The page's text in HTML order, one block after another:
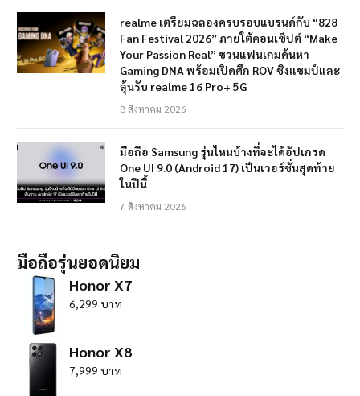
realme เตรียมฉลองครบรอบแบรนด์กับ “828
Fan Festival 2026” ภายใต้คอนเซ็ปต์ “Make
Your Passion Real” ชวนแฟนเกมค้นหา
Gaming DNA พร้อมเปิดศึก ROV ชิงแชมป์และ
ลุ้นรับ realme 16 Pro+ 5G
8 สิงหาคม 2026
มือถือ Samsung รุ่นไหนบ้างที่จะได้อัปเกรด
One UI 9.0 (Android 17) เป็นเวอร์ชั่นสุดท้าย
ในปีนี้
7 สิงหาคม 2026
มือถือรุ่นยอดนิยม
Honor X7
6,299 บาท
Honor X8
7,999 บาท